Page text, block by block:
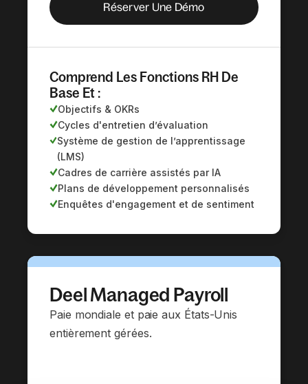
Réserver Une Démo
Comprend Les Fonctions RH De
Base Et :
Objectifs & OKRs
Cycles d'entretien d’évaluation
Système de gestion de l’apprentissage
(LMS)
Cadres de carrière assistés par IA
Plans de développement personnalisés
Enquêtes d'engagement et de sentiment
Deel Managed Payroll
Paie mondiale et paie aux États-Unis
entièrement gérées.